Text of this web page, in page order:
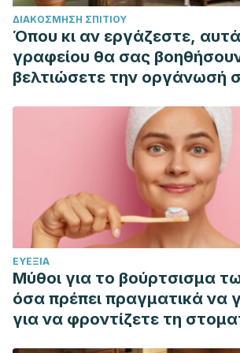
https://doi.org/10.3305/
Sánchez, C. L., Franco, L., Bravo, R.,
A. B., Barriga, C., & Cubero, J. (2010).
beneficios en el sueño. Revista
ΔΙΑΚΌΣΜΗΣΗ ΣΠΙΤΙΟΎ
Όπου κι αν εργάζεστε,
γραφείου θα σας
βελτιώσετε την οργάνωσή
ΕΥΕΞΊΑ
Μύθοι για το βούρτσισμα
όσα πρέπει πραγματικά να
για να φροντίζετε τη